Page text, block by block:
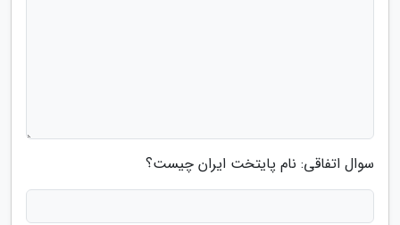
سوال اتفاقی: نام پایتخت ایران چیست؟